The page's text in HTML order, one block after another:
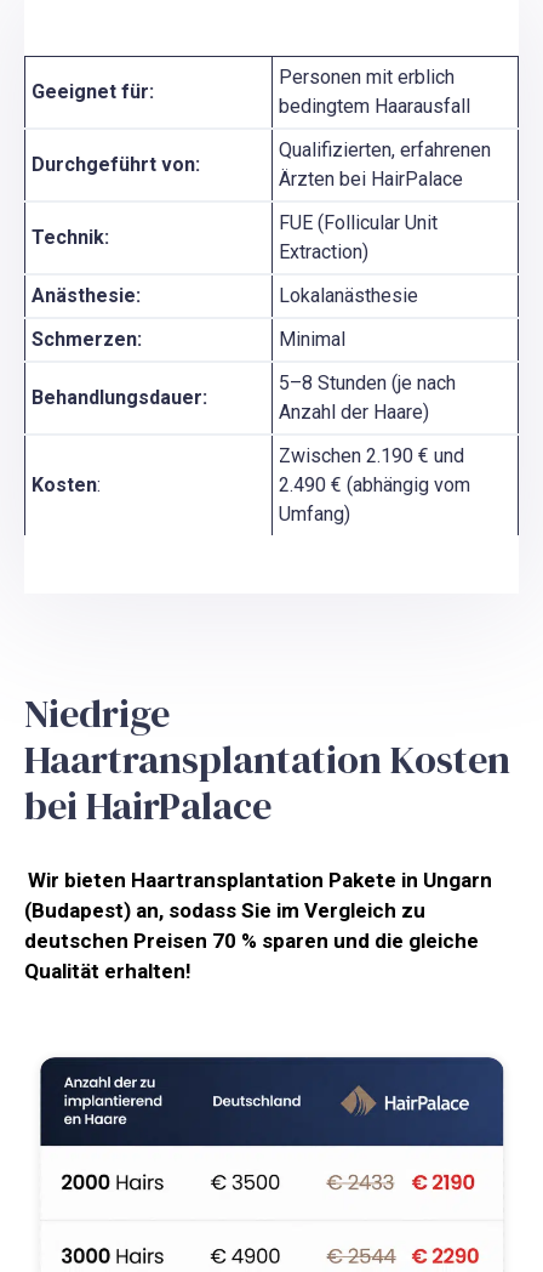
Geeignet für:
Personen mit erblich
bedingtem Haarausfall
Durchgeführt von:
Qualifizierten, erfahrenen
Ärzten bei HairPalace
Technik:
FUE (Follicular Unit
Extraction)
Anästhesie:
Lokalanästhesie
Schmerzen:
Minimal
Behandlungsdauer:
5–8 Stunden (je nach
Anzahl der Haare)
Kosten:
Zwischen 2.190 € und
2.490 € (abhängig vom
Umfang)
Niedrige
Haartransplantation Kosten
bei HairPalace
Wir bieten Haartransplantation Pakete in Ungarn
(Budapest) an, sodass Sie im Vergleich zu
deutschen Preisen 70 % sparen und die gleiche
Qualität erhalten!